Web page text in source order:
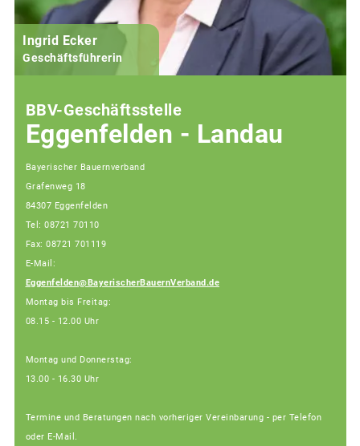
Ingrid Ecker
Geschäftsführerin
BBV-Geschäftsstelle
Eggenfelden - Landau
Bayerischer Bauernverband
Grafenweg 18
84307 Eggenfelden
Tel: 08721 70110
Fax: 08721 701119
E-Mail:
Eggenfelden@BayerischerBauernVerband.de
Montag bis Freitag:
08.15 - 12.00 Uhr
Montag und Donnerstag:
13.00 - 16.30 Uhr
Termine und Beratungen nach vorheriger Vereinbarung - per Telefon
oder E-Mail.